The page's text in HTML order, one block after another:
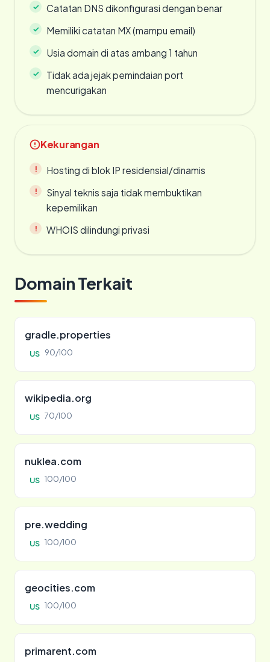
Catatan DNS dikonfigurasi dengan benar
Memiliki catatan MX (mampu email)
Usia domain di atas ambang 1 tahun
Tidak ada jejak pemindaian port
mencurigakan
Kekurangan
Hosting di blok IP residensial/dinamis
Sinyal teknis saja tidak membuktikan
kepemilikan
WHOIS dilindungi privasi
Domain Terkait
gradle.properties
US 90/100
wikipedia.org
US 70/100
nuklea.com
US 100/100
pre.wedding
US 100/100
geocities.com
US 100/100
primarent.com